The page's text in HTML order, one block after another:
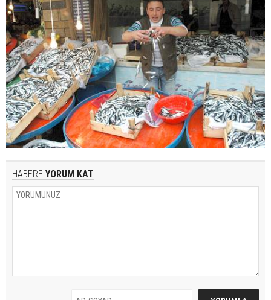
HABERE YORUM KAT